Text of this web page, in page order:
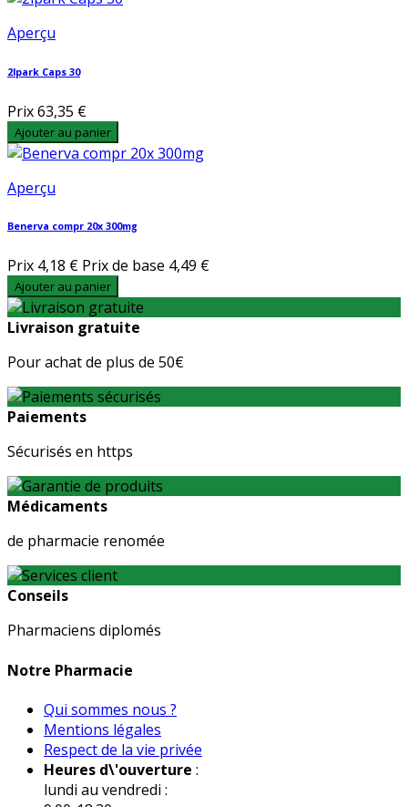
Aperçu
2lpark Caps 30
Prix63,35 €
Ajouter au panier
Aperçu
Benerva compr 20x 300mg
Prix 4,18 € Prix de base 4,49 €
Ajouter au panier
Livraison gratuite
Pour achat de plus de 50€
Paiements
Sécurisés en https
Médicaments
de pharmacie renomée
Conseils
Pharmaciens diplomés
Notre Pharmacie
Qui sommes nous ?
Mentions légales
Respect de la vie privée
Heures d\'ouverture :
lundi au vendredi :